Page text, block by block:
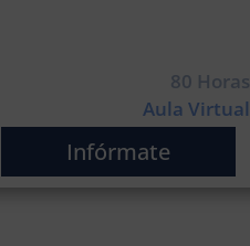
80 Horas
Aula Virtual
Infórmate